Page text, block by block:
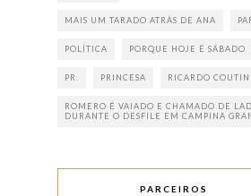
MAIS UM TARADO ATRÁS DE ANA
POLÍTICA PORQUE HOJE É SÁBADO
PR. PRINCESA RICARDO
ROMERO É VAIADO E CHAMADO DE
DURANTE O DESFILE EM CAMPINA
PARCEIROS